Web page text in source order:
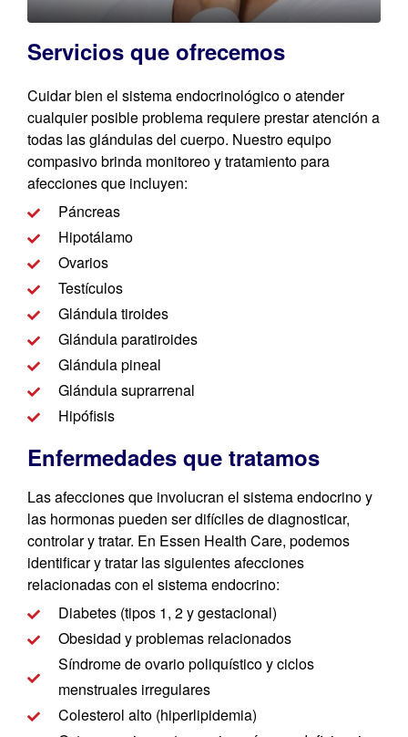
Servicios que ofrecemos​​
Cuidar bien el sistema endocrinológico o atender
cualquier posible problema requiere prestar atención a
todas las glándulas del cuerpo. Nuestro equipo
compasivo brinda monitoreo y tratamiento para
afecciones que incluyen:
Páncreas
Hipotálamo
Ovarios
Testículos
Glándula tiroides
Glándula paratiroides
Glándula pineal
Glándula suprarrenal
Hipófisis
Enfermedades que tratamos​​
Las afecciones que involucran el sistema endocrino y
las hormonas pueden ser difíciles de diagnosticar,
controlar y tratar. En Essen Health Care, podemos
identificar y tratar las siguientes afecciones
relacionadas con el sistema endocrino:
Diabetes (tipos 1, 2 y gestacional)
Obesidad y problemas relacionados
Síndrome de ovario poliquístico y ciclos
menstruales irregulares
Colesterol alto (hiperlipidemia)